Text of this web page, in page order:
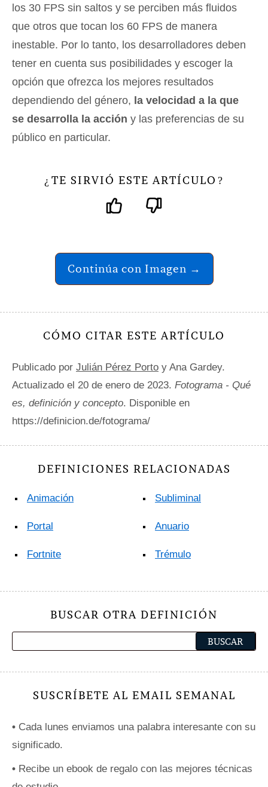
los 30 FPS sin saltos y se perciben más fluidos
que otros que tocan los 60 FPS de manera
inestable. Por lo tanto, los desarrolladores deben
tener en cuenta sus posibilidades y escoger la
opción que ofrezca los mejores resultados
dependiendo del género, la velocidad a la que
se desarrolla la acción y las preferencias de su
público en particular.
¿ TE SIRVIÓ ESTE ARTÍCULO ?
Continúa con Imagen →
CÓMO CITAR ESTE ARTÍCULO
Publicado por Julián Pérez Porto y Ana Gardey.
Actualizado el 20 de enero de 2023. Fotograma - Qué
es, definición y concepto. Disponible en
https://definicion.de/fotograma/
DEFINICIONES RELACIONADAS
Animación
Portal
Fortnite
Subliminal
Anuario
Trémulo
BUSCAR OTRA DEFINICIÓN
SUSCRÍBETE AL EMAIL SEMANAL
• Cada lunes enviamos una palabra interesante con su
significado.
• Recibe un ebook de regalo con las mejores técnicas